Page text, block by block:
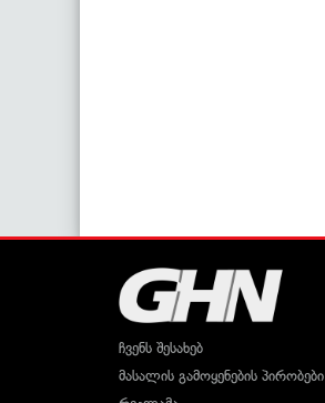
ჩვენს შესახებ
მასალის გამოყენების პირობები